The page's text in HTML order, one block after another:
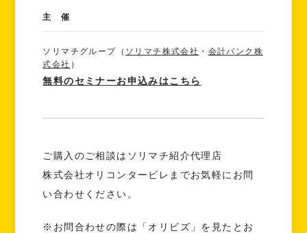
主 催
ソリマチグループ（ ソリマチ株式会社 ・ 会計バンク株
式会社 ）
無料のセミナーお申込みはこちら
ご購入のご相談はソリマチ紹介代理店
株式会社オリコンタービレまでお気軽にお問
い合わせください。
※お問合わせの際は「オリビズ」を見たとお